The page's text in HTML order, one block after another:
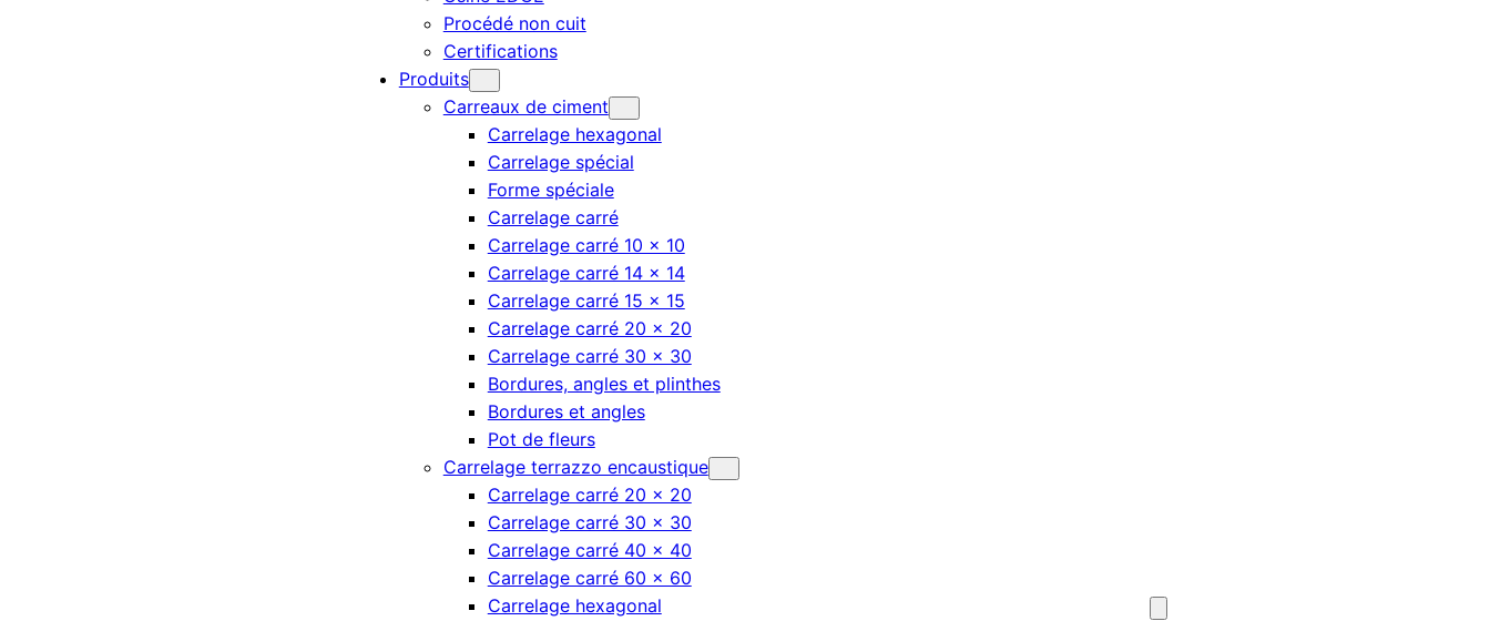
Procédé non cuit
Certifications
Produits
Carreaux de ciment
Carrelage hexagonal
Carrelage spécial
Forme spéciale
Carrelage carré
Carrelage carré 10 × 10
Carrelage carré 14 × 14
Carrelage carré 15 × 15
Carrelage carré 20 × 20
Carrelage carré 30 × 30
Bordures, angles et plinthes
Bordures et angles
Pot de fleurs
Carrelage terrazzo encaustique
Carrelage carré 20 × 20
Carrelage carré 30 × 30
Carrelage carré 40 × 40
Carrelage carré 60 × 60
Carrelage hexagonal